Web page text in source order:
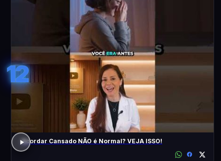
12
Acordar Cansado NÃO é Normal? VEJA ISSO!